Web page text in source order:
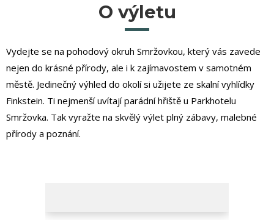
O výletu
Vydejte se na pohodový okruh Smržovkou, který vás zavede
nejen do krásné přírody, ale i k zajímavostem v samotném
městě. Jedinečný výhled do okolí si užijete ze skalní vyhlídky
Finkstein. Ti nejmenší uvítají parádní hřiště u Parkhotelu
Smržovka. Tak vyražte na skvělý výlet plný zábavy, malebné
přírody a poznání.